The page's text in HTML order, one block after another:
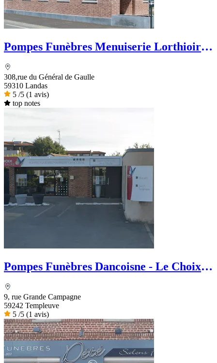
Pompes Funèbres Menuiserie Lorthioir
308,rue du Général de Gaulle
59310 Landas
5 /5 (1 avis)
top notes
Pompes Funèbres Dancoisne - Le Choix
9, rue Grande Campagne
59242 Templeuve
5 /5 (1 avis)